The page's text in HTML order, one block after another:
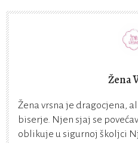
Žena
Žena vrsna je dragocjena,
biserje. Njen sjaj se
oblikuje u sigurnoj školjci